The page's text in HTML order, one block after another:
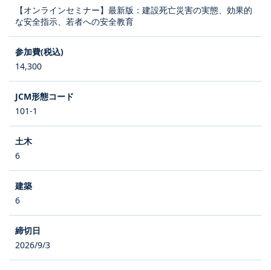
【オンラインセミナー】最新版：建設死亡災害の実態、効果的
な安全指示、若者への安全教育
14,300
101-1
6
6
2026/9/3